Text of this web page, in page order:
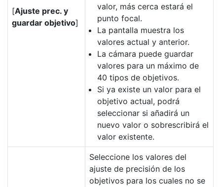
[Ajuste prec. y
guardar objetivo]
valor, más cerca estará el
punto focal.
La pantalla muestra los
valores actual y anterior.
La cámara puede guardar
valores para un máximo de
40 tipos de objetivos.
Si ya existe un valor para el
objetivo actual, podrá
seleccionar si añadirá un
nuevo valor o sobrescribirá el
valor existente.
Seleccione los valores del
ajuste de precisión de los
objetivos para los cuales no se